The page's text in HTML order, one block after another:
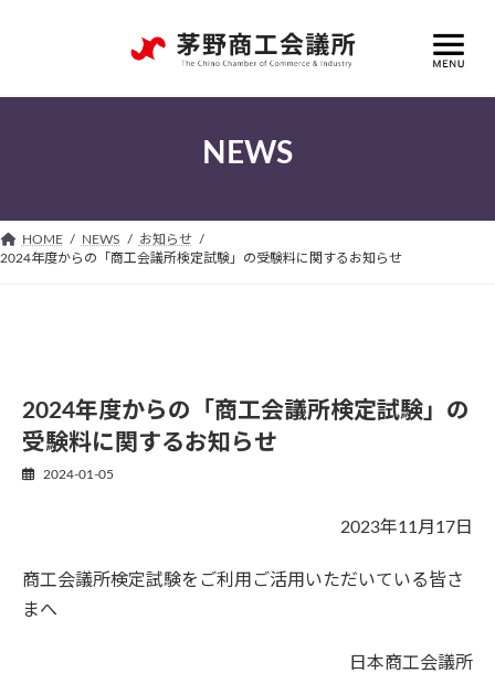
プ
動
NEWS
HOME NEWS
お知らせ
2024年度からの「商工会議所検定試験」の受験料に関するお知らせ
2024年度からの「商工会議所検定試験」の
受験料に関するお知らせ
2024-01-05
2023年11月17日
商工会議所検定試験をご利用ご活用いただいている皆さ
まへ
日本商工会議所